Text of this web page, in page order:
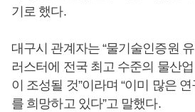
기로 했다.
대구시 관계자는 “물기술인증원
러스터에 전국 최고 수준의 물산
이 조성될 것”이라며 “이미 많은
를 희망하고 있다”고 말했다.